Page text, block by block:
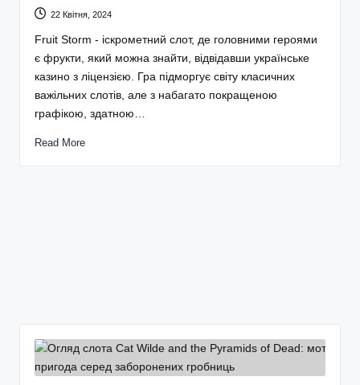
22 Квітня, 2024
Fruit Storm - іскрометний слот, де головними героями
є фрукти, який можна знайти, відвідавши українське
казино з ліцензією. Гра підморгує світу класичних
важільних слотів, але з набагато покращеною
графікою, здатною…
Read More